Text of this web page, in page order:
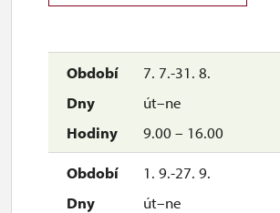
7. 7.-31. 8.
út–ne
9.00 – 16.00
1. 9.-27. 9.
út–ne